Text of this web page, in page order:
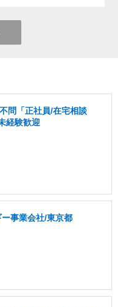
問「正社員/在宅相談
経験歓迎
事業会社/東京都